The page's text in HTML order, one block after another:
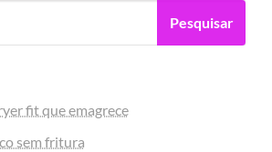
Pesquisar
fit que emagrece
sem fritura